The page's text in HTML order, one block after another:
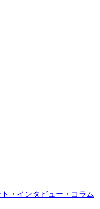
・インタビュー・コラム